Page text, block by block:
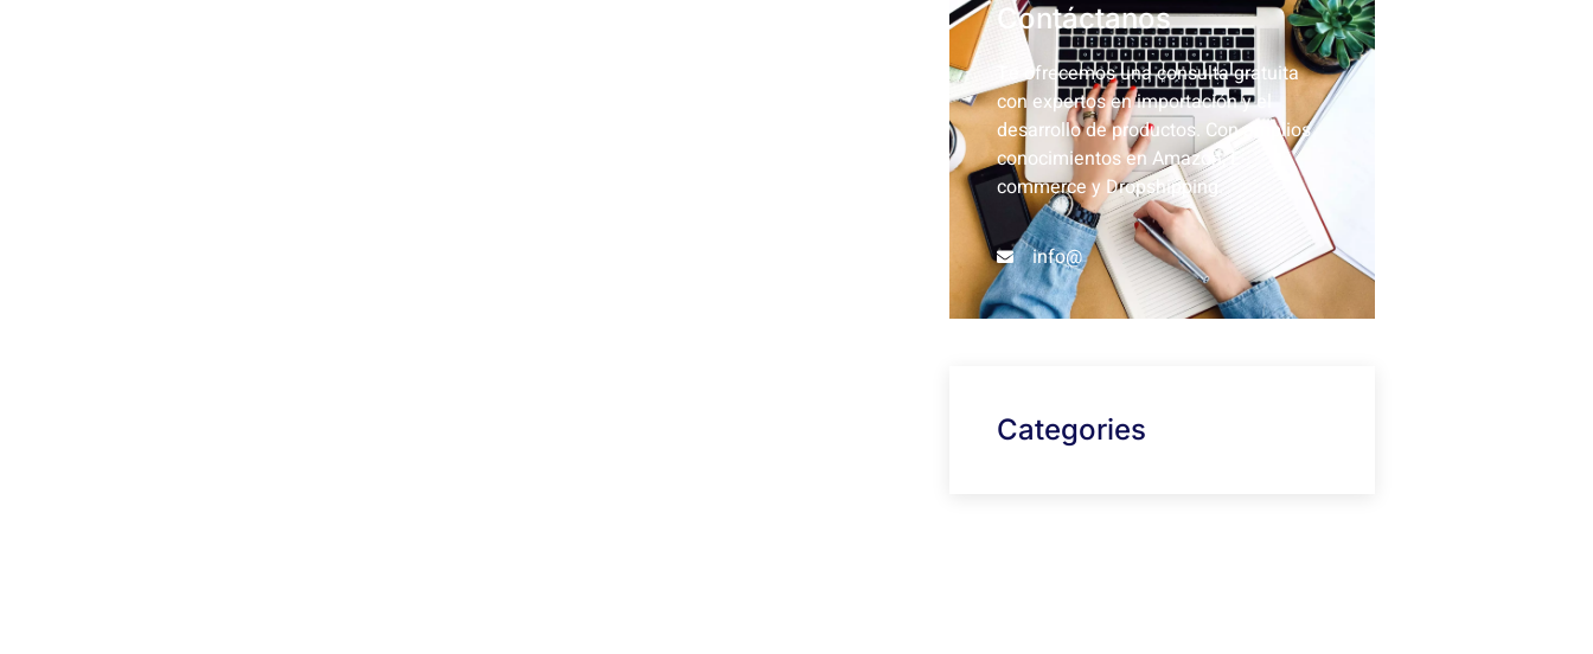
Contáctanos
Te ofrecemos una consulta gratuita
con expertos en importación y el
desarrollo de productos. Con amplios
conocimientos en Amazon, E-
commerce y Dropshipping.
info@
Categories